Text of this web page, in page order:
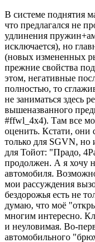
В системе поднятия
что предлагался не
удлинения
исключается), но
(новых измененных
прежние свойства
этом, негативные
полностью, то
не заниматься здесь
вышеназванного
#ffwl_4x4). Там все
оценить. Кстати, они
только для SGVN,
для Тойот: "Прадо,
продолжен. А я хочу
автомобиля.
мои рассуждения
бездорожья есть не
думаю, что моё
многим интересно.
и неуловимая. Во-
автомобильного